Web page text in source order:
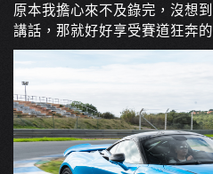
原本我擔心來不及錄完，沒想
講話，那就好好享受賽道狂奔的